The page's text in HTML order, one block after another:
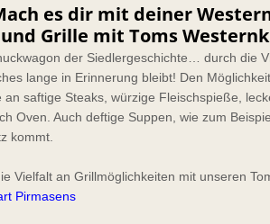
es dir mit deiner
Grille mit Toms
der Siedlergeschichte… durch die
lange in Erinnerung bleibt! Den
saftige Steaks, würzige Fleischspieße,
Oven. Auch deftige Suppen, wie zum
kommt.
Vielfalt an Grillmöglichkeiten mit unseren
Pirmasens